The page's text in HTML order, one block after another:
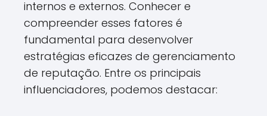
internos e externos. Conhecer e
compreender esses fatores é
fundamental para desenvolver
estratégias eficazes de gerenciamento
de reputação. Entre os principais
influenciadores, podemos destacar: